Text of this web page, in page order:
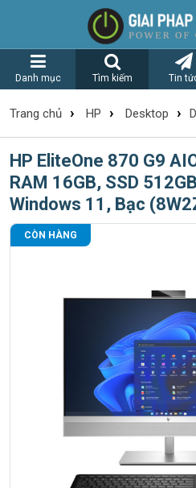
Danh mục Tìm kiếm Tin
Trang chủ › HP › Desktop ›
HP EliteOne 870 G9
RAM 16GB, SSD
Windows 11, Bạc
CÒN HÀNG